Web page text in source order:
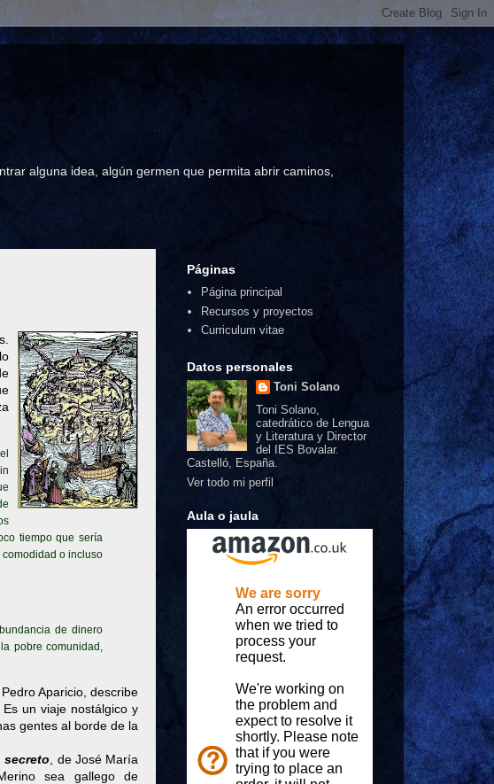
alguna idea, algún germen que permita abrir caminos,
tiempo que sería
o incluso
de dinero
pobre comunidad,
Pedro Aparicio, describe
un viaje nostálgico y
gentes al borde de la
secreto , de José María
sea gallego de
Páginas
Página principal
Recursos y proyectos
Curriculum vitae
Datos personales
Toni Solano
Toni Solano,
catedrático de Lengua
y Literatura y Director
del IES Bovalar.
Castelló, España.
Ver todo mi perfil
Aula o jaula